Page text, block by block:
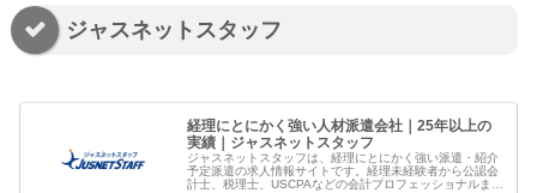
ジャスネットスタッフ
経理にとにかく強い人材派遣会社｜25年以上の
実績｜ジャスネットスタッフ
ジャスネットスタッフは、経理にとにかく強い派遣・紹介
予定派遣の求人情報サイトです。経理未経験者から公認会
計士、税理士、USCPAなどの会計プロフェッショナルま